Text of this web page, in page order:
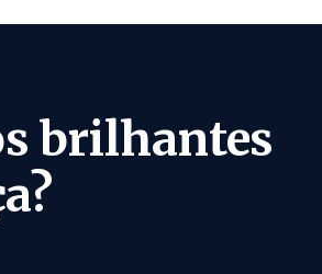
brilhantes